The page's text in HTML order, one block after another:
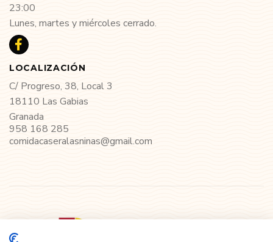
23:00
Lunes, martes y miércoles cerrado.
LOCALIZACIÓN
C/ Progreso, 38, Local 3
18110 Las Gabias
Granada
958 168 285
comidacaseralasninas@gmail.com